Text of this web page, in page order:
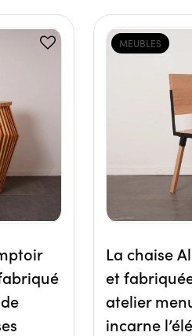
MEUBLES
La chaise
et
atelier
incarne